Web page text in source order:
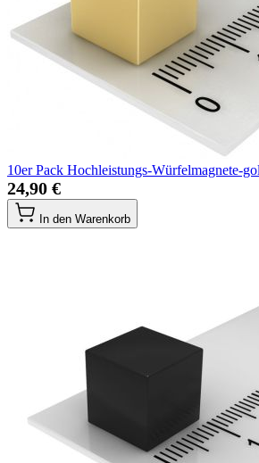
10er Pack Hochleistungs-Würfelmagnete-
24,90 €
In den Warenkorb